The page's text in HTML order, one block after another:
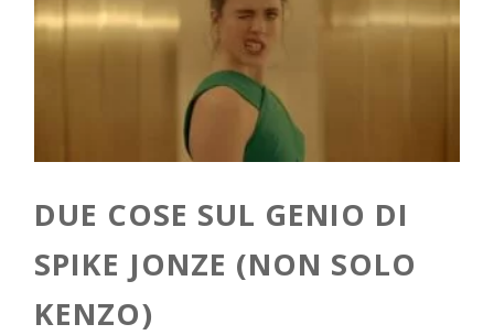
DUE COSE SUL GENIO DI
SPIKE JONZE (NON SOLO
KENZO)